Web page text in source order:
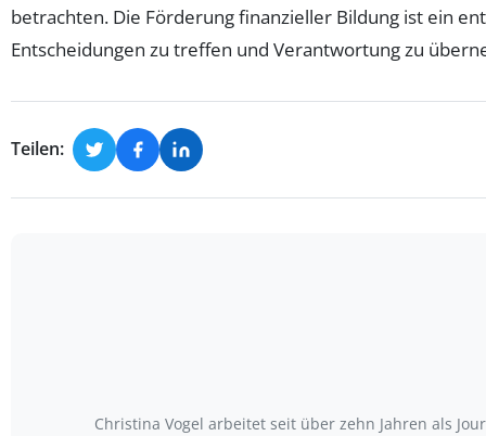
betrachten. Die Förderung finanzieller Bildung ist ein
Entscheidungen zu treffen und Verantwortung zu
Teilen:
Christina Vogel arbeitet seit über zehn Jahren als